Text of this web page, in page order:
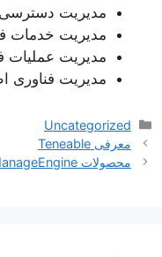
مدیریت
مدیریت خدمات
مدیریت عملیات
مدیریت فناوری
دسته‌ها
Uncategorized
ناوبری
نوشته‌ها
معرفی Teneable
محصولات ManageEngine